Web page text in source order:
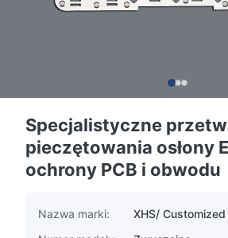
Specjalistyczne
pieczętowania osłony
ochrony PCB i obwodu
Nazwa marki:
XHS/ Customized